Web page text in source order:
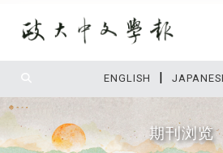
ENGLISH |
期刊浏览